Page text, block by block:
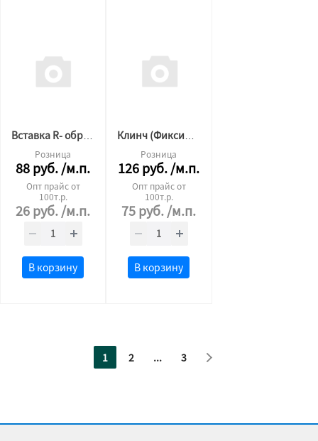
Розница
88руб./м.п.
Опт прайс от
100т.р.
26руб./м.п.
В корзину
Розница
126руб./м.п.
Опт прайс от
100т.р.
75руб./м.п.
В корзину
1 2 ... 3